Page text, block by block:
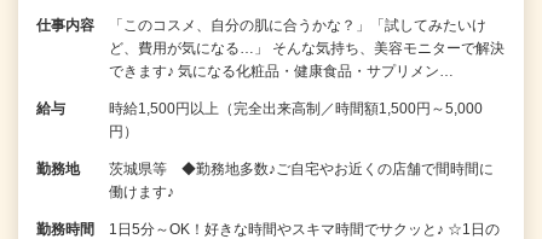
仕事内容
「このコスメ、自分の肌に合うかな？」「試してみたいけ
ど、費用が気になる…」 そんな気持ち、美容モニターで解決
できます♪ 気になる化粧品・健康食品・サプリメン…
給与
時給1,500円以上（完全出来高制／時間額1,500円～5,000
円）
勤務地
茨城県等 ◆勤務地多数♪ご自宅やお近くの店舗で間時間に
働けます♪
勤務時間
1日5分～OK！好きな時間やスキマ時間でサクッと♪ ☆1日の